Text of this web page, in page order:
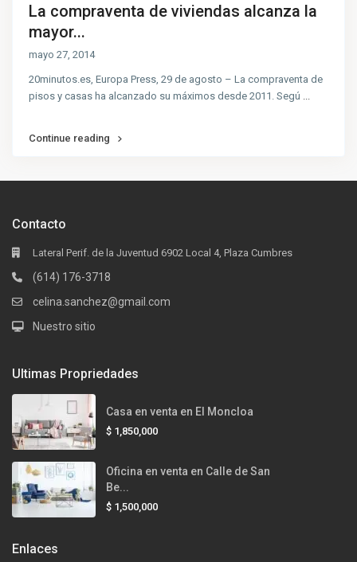
La compraventa de viviendas alcanza la
mayor...
mayo 27, 2014
20minutos.es, Europa Press, 29 de agosto – La compraventa de
pisos y casas ha alcanzado su máximos desde 2011. Segú
Continue reading
Contacto
Lateral Perif. de la Juventud 6902 Local 4, Plaza Cumbres
(614) 176-3718
celina.sanchez@gmail.com
Nuestro sitio
Ultimas Propriedades
Casa en venta en El Moncloa
$ 1,850,000
Oficina en venta en Calle de San
Be...
$ 1,500,000
Enlaces